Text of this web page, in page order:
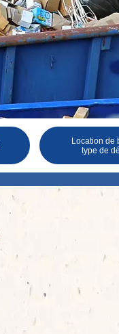
Location de
type de